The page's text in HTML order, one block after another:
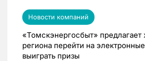
Новости компаний
«Томскэнергосбыт»
региона перейти на
выиграть призы